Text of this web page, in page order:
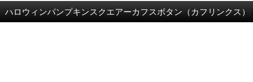
ハロウィンパンプキンスクエアーカフスボタン（カフリンクス）